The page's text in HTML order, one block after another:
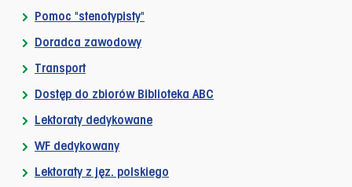
Pomoc "stenotypisty"
Doradca zawodowy
Transport
Dostęp do zbiorów Biblioteka ABC
Lektoraty dedykowane
WF dedykowany
Lektoraty z jęz. polskiego